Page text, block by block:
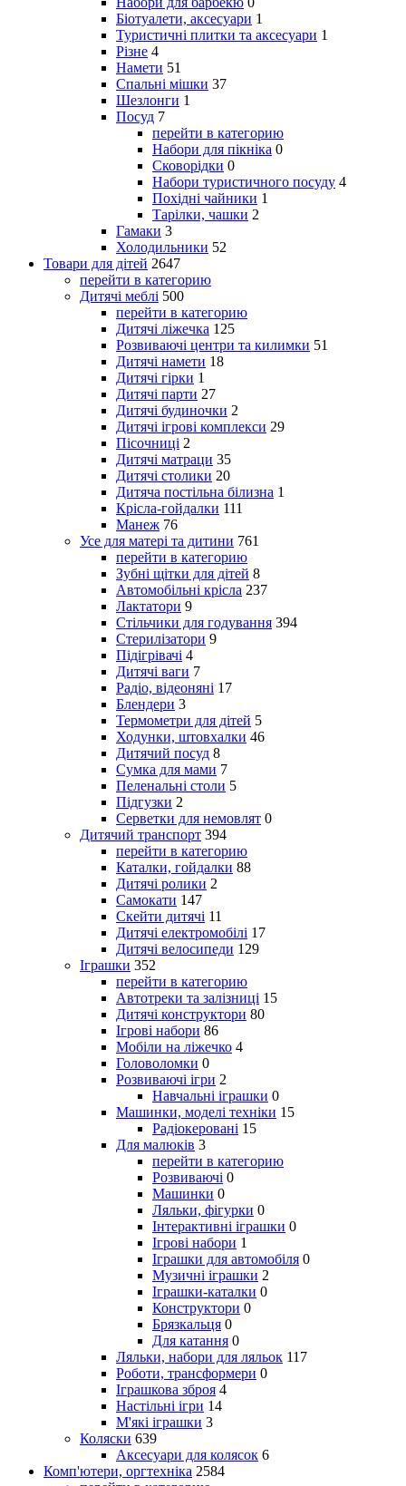
Біотуалети, аксесуари 1
Туристичні плитки та аксесуари 1
Різне 4
Намети 51
Спальні мішки 37
Шезлонги 1
Посуд 7
перейти в категорию
Набори для пікніка 0
Сковорідки 0
Набори туристичного посуду 4
Похідні чайники 1
Тарілки, чашки 2
Гамаки 3
Холодильники 52
Товари для дітей 2647
перейти в категорию
Дитячі меблі 500
перейти в категорию
Дитячі ліжечка 125
Розвиваючі центри та килимки 51
Дитячі намети 18
Дитячі гірки 1
Дитячі парти 27
Дитячі будиночки 2
Дитячі ігрові комплекси 29
Пісочниці 2
Дитячі матраци 35
Дитячі столики 20
Дитяча постільна білизна 1
Крісла-гойдалки 111
Манеж 76
Усе для матері та дитини 761
перейти в категорию
Зубні щітки для дітей 8
Автомобільні крісла 237
Лактатори 9
Стільчики для годування 394
Стерилізатори 9
Підігрівачі 4
Дитячі ваги 7
Радіо, відеоняні 17
Блендери 3
Термометри для дітей 5
Ходунки, штовхалки 46
Дитячий посуд 8
Сумка для мами 7
Пеленальні столи 5
Підгузки 2
Серветки для немовлят 0
Дитячий транспорт 394
перейти в категорию
Каталки, гойдалки 88
Дитячі ролики 2
Самокати 147
Скейти дитячі 11
Дитячі електромобілі 17
Дитячі велосипеди 129
Іграшки 352
перейти в категорию
Автотреки та залізниці 15
Дитячі конструктори 80
Ігрові набори 86
Мобіли на ліжечко 4
Головоломки 0
Розвиваючі ігри 2
Навчальні іграшки 0
Машинки, моделі техніки 15
Радіокеровані 15
Для малюків 3
перейти в категорию
Розвиваючі 0
Машинки 0
Ляльки, фігурки 0
Інтерактивні іграшки 0
Ігрові набори 1
Іграшки для автомобіля 0
Музичні іграшки 2
Іграшки-каталки 0
Конструктори 0
Брязкальця 0
Для катання 0
Ляльки, набори для ляльок 117
Роботи, трансформери 0
Іграшкова зброя 4
Настільні ігри 14
М'які іграшки 3
Коляски 639
Аксесуари для колясок 6
Комп'ютери, оргтехніка 2584